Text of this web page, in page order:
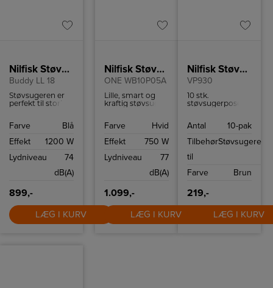
Nilfisk Støvsuger
Buddy LL 18
Støvsugeren er
perfekt til stort
du skifter fra tørt
skal posen blot
Farve
Blå
Effekt
1200 W
Lydniveau
74
dB(A)
899,-
LÆG I KURV
Nilfisk Støvsuger
ONE WB10P05A
Lille, smart og
kraftig støvsuger
opbevaringsrum
Farve
Hvid
Effekt
750 W
Lydniveau
77
dB(A)
1.099,-
LÆG I KURV
Nilfisk Støvsugerposer
VP930
10 stk.
støvsugerposer
GD930.
Antal
10-pak
Tilbehør
til
Støvsugere
Farve Brun
219,-
LÆG I KURV